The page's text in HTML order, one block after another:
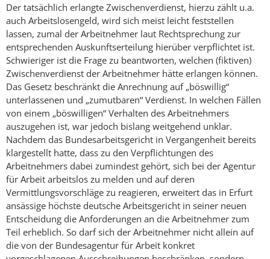
Der tatsächlich erlangte Zwischenverdienst, hierzu zählt u.a.
auch Arbeitslosengeld, wird sich meist leicht feststellen
lassen, zumal der Arbeitnehmer laut Rechtsprechung zur
entsprechenden Auskunftserteilung hierüber verpflichtet ist.
Schwieriger ist die Frage zu beantworten, welchen (fiktiven)
Zwischenverdienst der Arbeitnehmer hätte erlangen können.
Das Gesetz beschränkt die Anrechnung auf „böswillig“
unterlassenen und „zumutbaren“ Verdienst. In welchen Fällen
von einem „böswilligen“ Verhalten des Arbeitnehmers
auszugehen ist, war jedoch bislang weitgehend unklar.
Nachdem das Bundesarbeitsgericht in Vergangenheit bereits
klargestellt hatte, dass zu den Verpflichtungen des
Arbeitnehmers dabei zumindest gehört, sich bei der Agentur
für Arbeit arbeitslos zu melden und auf deren
Vermittlungsvorschläge zu reagieren, erweitert das in Erfurt
ansässige höchste deutsche Arbeitsgericht in seiner neuen
Entscheidung die Anforderungen an die Arbeitnehmer zum
Teil erheblich. So darf sich der Arbeitnehmer nicht allein auf
die von der Bundesagentur für Arbeit konkret